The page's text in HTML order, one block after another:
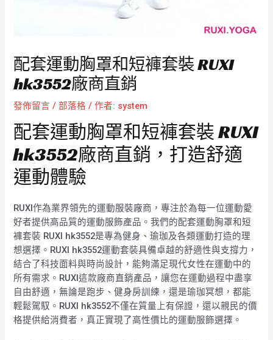
配套運動胸罩和短褲套裝 RUXI
hk3552廠商直銷
發佈留言 /部落格 / 作者: system
配套運動胸罩和短褲套裝 RUXI
hk3552廠商直銷，打造舒適
運動體驗
RUXI作為業界領先的運動服裝廠商，專注於為每一位運動愛
好者提供高品質的運動服飾產品。我們的配套運動胸罩和短
褲套裝 RUXI hk3552是專為健身、瑜珈及各類運動打造的理
想選擇。RUXI hk3552運動套裝具備卓越的舒適性與支撐力，
結合了科技面料與時尚設計，能夠滿足現代女性在運動中的
所有需求。RUXI這款廠商直銷產品，讓您在運動過程中盡享
自由舒適，無論是跑步、健身房訓練，還是瑜珈冥想，都能
輕鬆駕馭。RUXI hk3552不僅在質量上有保證，還以親民的價
格提供給消費者，真正實現了高性價比的運動服飾選擇。